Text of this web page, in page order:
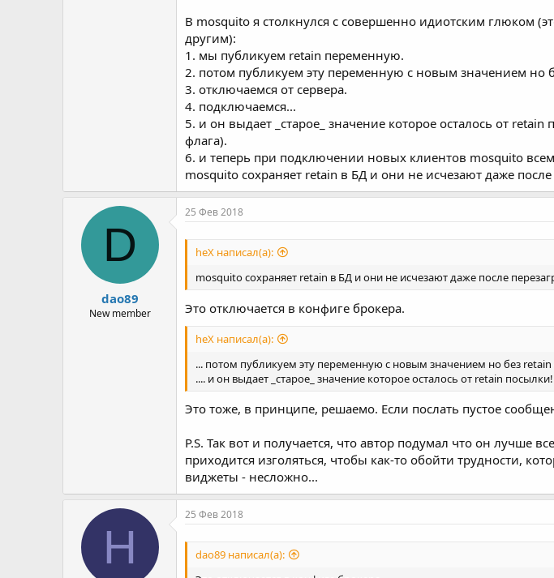
В mosquito я столкнулся с совершенно идиотским глюком
другим):
1. мы публикуем retain переменную.
2. потом публикуем эту переменную с новым значением но
3. отключаемся от сервера.
4. подключаемся...
5. и он выдает _старое_ значение которое осталось от
флага).
6. и теперь при подключении новых клиентов mosquito всем
mosquito сохраняет retain в БД и они не исчезают даже после
D
dao89
New member
25 Фев 2018
heX написал(а):
mosquito сохраняет retain в БД и они не исчезают даже после
Это отключается в конфиге брокера.
heX написал(а):
... потом публикуем эту переменную с новым значением но без retain
.... и он выдает _старое_ значение которое осталось от retain посылки!
Это тоже, в принципе, решаемо. Если послать пустое
P.S. Так вот и получается, что автор подумал что он лучше
приходится изголяться, чтобы как-то обойти трудности,
виджеты - несложно...
H
25 Фев 2018
dao89 написал(а):